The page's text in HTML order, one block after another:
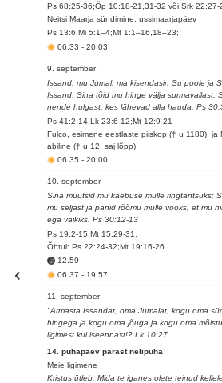
Ps 68:25-36;Õp 10:18-21,31-32 või Srk 22:27-
Neitsi Maarja sündimine, ussimaarjapäev
Ps 13:6;Mi 5:1–4;Mt 1:1–16,18–23;
06.33-20.03
9. september
Issand, mu Jumal, ma kisendasin Su poole ja
Issand, Sina tõid mu hinge välja surmavallast,
nende hulgast, kes lähevad alla hauda. Ps
Ps 41:2-14;Lk 23:6-12;Mt 12:9-21
Fulco, esimene eestlaste piiskop († u 1180), ja
abiline († u 12. saj lõpp)
06.35-20.00
10. september
Sina muutsid mu kaebuse mulle ringtantsuks;
mu seljast ja panid rõõmu mulle vööks, et mu
ega vaikiks. Ps 30:12-13
Ps 19:2-15;Mt 15:29-31;
Õhtul: Ps 22:24-32;Mt 19:16-26
12.59
06.37- 19.57
11. september
"Armasta Issandat, oma Jumalat, kogu oma
hingega ja kogu oma jõuga ja kogu oma
ligimest kui iseennast!? Lk 10:27
14. pühapäev pärast nelipüha
Meie ligimene
Kristus ütleb: Mida te iganes olete teinud